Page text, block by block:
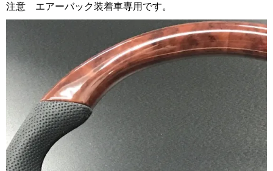
注意 エアーバック装着車専用です。